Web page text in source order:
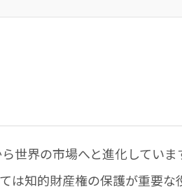
世界の市場へと進化してい
は知的財産権の保護が重要な